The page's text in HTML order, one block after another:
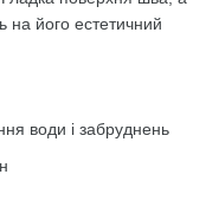
на його естетичний
води і забруднень